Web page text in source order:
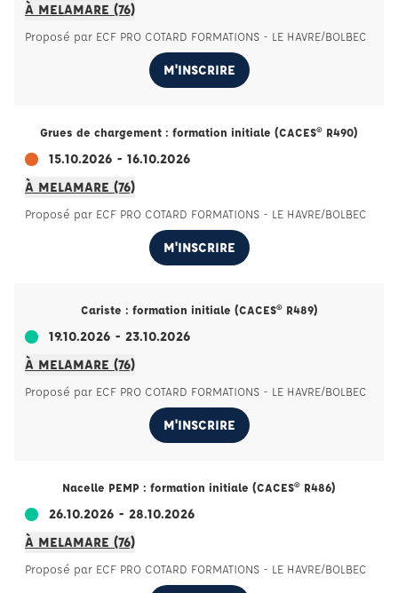
À MELAMARE (76)
Proposé par ECF PRO COTARD FORMATIONS - LE HAVRE/BOLBEC
M'INSCRIRE
Grues de chargement : formation initiale (CACES® R490)
15.10.2026 - 16.10.2026
À MELAMARE (76)
Proposé par ECF PRO COTARD FORMATIONS - LE HAVRE/BOLBEC
M'INSCRIRE
Cariste : formation initiale (CACES® R489)
19.10.2026 - 23.10.2026
À MELAMARE (76)
Proposé par ECF PRO COTARD FORMATIONS - LE HAVRE/BOLBEC
M'INSCRIRE
Nacelle PEMP : formation initiale (CACES® R486)
26.10.2026 - 28.10.2026
À MELAMARE (76)
Proposé par ECF PRO COTARD FORMATIONS - LE HAVRE/BOLBEC